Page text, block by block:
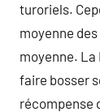
turoriels.
moyenne
moyenne. La
faire bosser
récompense